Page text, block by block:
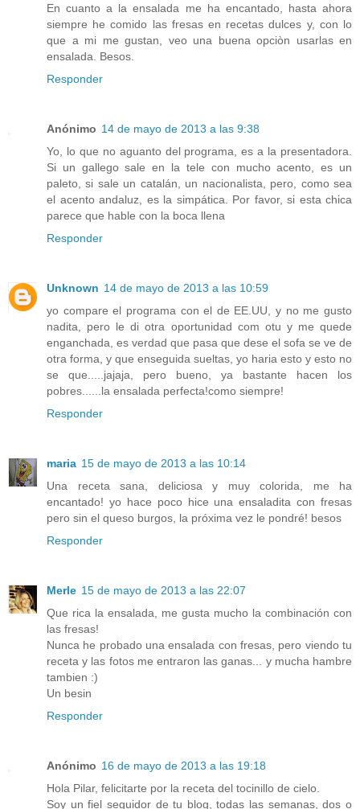
En cuanto a la ensalada me ha encantado, hasta ahora
siempre he comido las fresas en recetas dulces y, con lo
que a mi me gustan, veo una buena opciòn usarlas en
ensalada. Besos.
Responder
Anónimo 14 de mayo de 2013 a las 9:38
Yo, lo que no aguanto del programa, es a la presentadora.
Si un gallego sale en la tele con mucho acento, es un
paleto, si sale un catalán, un nacionalista, pero, como sea
el acento andaluz, es la simpática. Por favor, si esta chica
parece que hable con la boca llena
Responder
Unknown 14 de mayo de 2013 a las 10:59
yo compare el programa con el de EE.UU, y no me gusto
nadita, pero le di otra oportunidad com otu y me quede
enganchada, es verdad que pasa que dese el sofa se ve de
otra forma, y que enseguida sueltas, yo haria esto y esto no
se que.....jajaja, pero bueno, ya bastante hacen los
pobres......la ensalada perfecta!como siempre!
Responder
maria 15 de mayo de 2013 a las 10:14
Una receta sana, deliciosa y muy colorida, me ha
encantado! yo hace poco hice una ensaladita con fresas
pero sin el queso burgos, la próxima vez le pondré! besos
Responder
Merle 15 de mayo de 2013 a las 22:07
Que rica la ensalada, me gusta mucho la combinación con
las fresas!
Nunca he probado una ensalada con fresas, pero viendo tu
receta y las fotos me entraron las ganas... y mucha hambre
tambien :)
Un besin
Responder
Anónimo 16 de mayo de 2013 a las 19:18
Hola Pilar, felicitarte por la receta del tocinillo de cielo.
Soy un fiel seguidor de tu blog, todas las semanas, dos o